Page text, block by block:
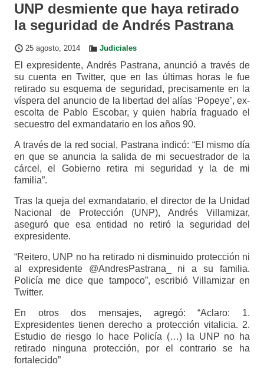
UNP desmiente que haya retirado
la seguridad de Andrés Pastrana
25 agosto, 2014 Judiciales
El expresidente, Andrés Pastrana, anunció a través de
su cuenta en Twitter, que en las últimas horas le fue
retirado su esquema de seguridad, precisamente en la
víspera del anuncio de la libertad del alías ‘Popeye’, ex-
escolta de Pablo Escobar, y quien habría fraguado el
secuestro del exmandatario en los años 90.
A través de la red social, Pastrana indicó: “El mismo día
en que se anuncia la salida de mi secuestrador de la
cárcel, el Gobierno retira mi seguridad y la de mi
familia”.
Tras la queja del exmandatario, el director de la Unidad
Nacional de Protección (UNP), Andrés Villamizar,
aseguró que esa entidad no retiró la seguridad del
expresidente.
“Reitero, UNP no ha retirado ni disminuido protección ni
al expresidente @AndresPastrana_ ni a su familia.
Policía me dice que tampoco”, escribió Villamizar en
Twitter.
En otros dos mensajes, agregó: “Aclaro: 1.
Expresidentes tienen derecho a protección vitalicia. 2.
Estudio de riesgo lo hace Policía (…) la UNP no ha
retirado ninguna protección, por el contrario se ha
fortalecido”